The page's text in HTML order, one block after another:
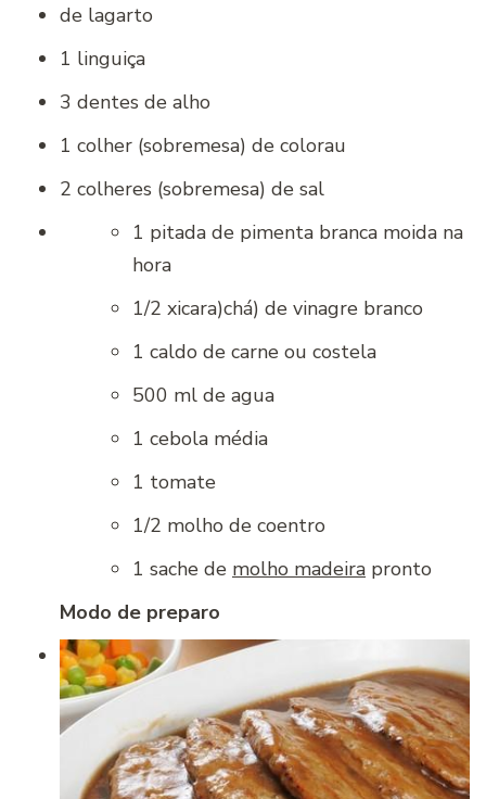
de lagarto
1 linguiça
3 dentes de alho
1 colher (sobremesa) de colorau
2 colheres (sobremesa) de sal
1 pitada de pimenta branca moida na
hora
1/2 xicara)chá) de vinagre branco
1 caldo de carne ou costela
500 ml de agua
1 cebola média
1 tomate
1/2 molho de coentro
1 sache de molho madeira pronto
Modo de preparo